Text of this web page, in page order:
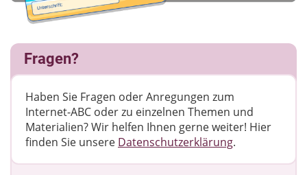
Fragen?
Haben Sie Fragen oder Anregungen zum
Internet-ABC oder zu einzelnen Themen und
Materialien? Wir helfen Ihnen gerne weiter! ​Hier
finden Sie unsere Datenschutzerklärung.